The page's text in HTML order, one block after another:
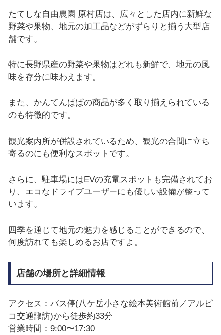
たてしな自由農園 原村店は、広々とした店内に新鮮な
野菜や果物、地元の加工品などがずらりと揃う大型店
舗です。
特に長野県産の野菜や果物はどれも新鮮で、地元の風
味を存分に味わえます。
また、かんてんぱぱの商品が多く取り揃えられている
のも特徴的です。
観光案内所が併設されているため、観光の合間に立ち
寄るのにも便利なスポットです。
さらに、駐車場にはEVの充電スポットも完備されてお
り、エコなドライブユーザーにも優しい設備が整って
います。
四季を通じて地元の魅力を感じることができるので、
何度訪れても楽しめるお店ですよ。
店舗の場所と詳細情報
アクセス：バス停(八ケ岳小さな絵本美術館前／アルピ
コ交通諏訪)から徒歩約33分
営業時間：9:00〜17:30